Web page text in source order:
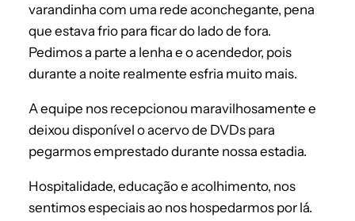
varandinha com uma rede aconchegante, pena
que estava frio para ficar do lado de fora.
Pedimos a parte a lenha e o acendedor, pois
durante a noite realmente esfria muito mais.
A equipe nos recepcionou maravilhosamente e
deixou disponível o acervo de DVDs para
pegarmos emprestado durante nossa estadia.
Hospitalidade, educação e acolhimento, nos
sentimos especiais ao nos hospedarmos por lá.